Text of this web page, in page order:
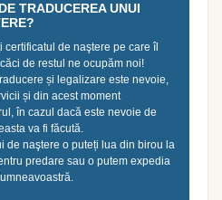
TRADUCEREA UNUI
de naştere pe care îl
de restul ne ocupăm noi!
și legalizare este nevoie,
și din acest moment
în cazul dacă este nevoie de
va fi făcută.
de naştere o puteți lua din birou la
predare sau o putem expedia